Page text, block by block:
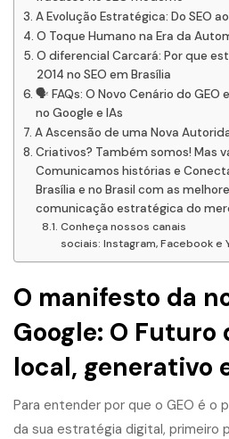
A Evolução Estratégica: Do SEO ao
O Toque Humano na Era da
O diferencial Carcará: Por que
2014 no SEO em Brasília
🗣️ FAQs: O Novo Cenário do GEO
no Google e IAs
A Ascensão de uma Nova
Criativos? Também somos! Mas
Comunicamos histórias e
Brasília e no Brasil com as
comunicação estratégica do
Conheça nossos canais
sociais: Instagram, Facebook e
O manifesto da
Google: O Futuro
local, generativo
Para entender por que o GEO é o
da sua estratégia digital, primeiro